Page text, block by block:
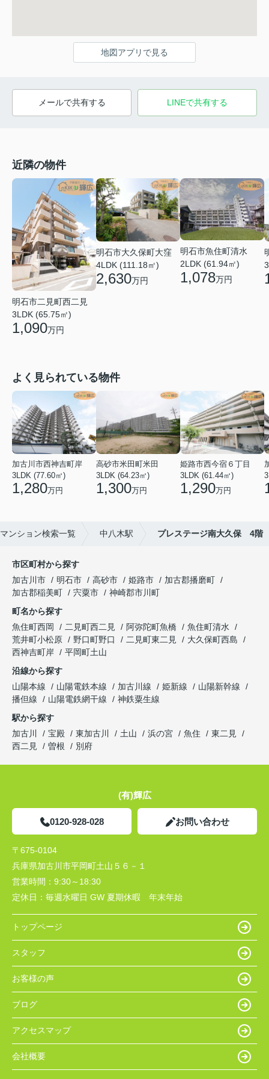
地図アプリで見る
メールで共有する LINEで共有する
近隣の物件
明石市二見町西二見
3LDK (65.75㎡)
1,090万円
明石市大久保町大窪
4LDK (111.18㎡)
2,630万円
明石市魚住町清水
2LDK (61.94㎡)
1,078万円
よく見られている物件
加古川市西神吉町岸
3LDK (77.60㎡)
1,280万円
高砂市米田町米田
3LDK (64.23㎡)
1,300万円
姫路市西今宿６丁目
3LDK (61.44㎡)
1,290万円
ンション検索一覧 中八木駅 プレステージ南大久保 4階
市区町村から探す
加古川市
明石市 高砂市 姫路市
加古郡播磨町
加古郡稲美町
宍粟市
神崎郡市川町
町名から探す
魚住町西岡
二見町西二見 阿弥陀町魚橋
魚住町清水
荒井町小松原
野口町野口 二見町東二見
大久保町西島
西神吉町岸
平岡町土山
沿線から探す
山陽本線
山陽電鉄本線 加古川線 姫新線
山陽新幹線
播但線
山陽電鉄網干線
神鉄粟生線
駅から探す
加古川
宝殿 東加古川 土山 浜の宮 魚住
東二見
西二見
曽根 別府
(有)輝広
0120-928-028 お問い合わせ
〒675-0104
兵庫県加古川市平岡町土山５６－１
営業時間： 9:30～18:30
定休日： 毎週水曜日 GW 夏期休暇 年末年始
トップページ
スタッフ
お客様の声
ブログ
アクセスマップ
会社概要